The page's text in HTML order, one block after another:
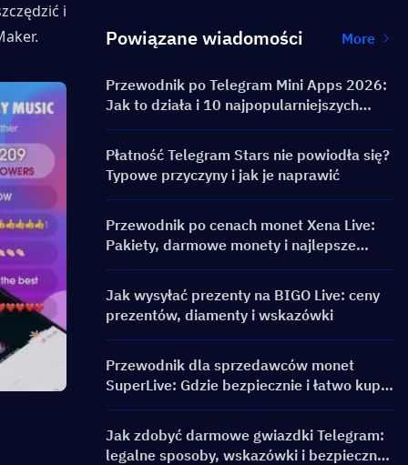
i
Powiązane wiadomości More
Przewodnik po Telegram Mini Apps 2026:
Jak to działa i 10 najpopularniejszych
aplikacji Telegram Mini Apps
Płatność Telegram Stars nie powiodła się?
Typowe przyczyny i jak je naprawić
Przewodnik po cenach monet Xena Live:
Pakiety, darmowe monety i najlepsze
metody doładowania
Jak wysyłać prezenty na BIGO Live: ceny
prezentów, diamenty i wskazówki
Przewodnik dla sprzedawców monet
SuperLive: Gdzie bezpiecznie i łatwo kupić
monety SuperLive
Jak zdobyć darmowe gwiazdki Telegram:
legalne sposoby, wskazówki i bezpieczne